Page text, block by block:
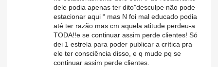
dele podia apenas ter dito”desculpe não pode
estacionar aqui “ mas N foi mal educado podia
até ter razão mas cm aquela atitude perdeu-a
TODA!!e se continuar assim perde clientes! Só
dei 1 estrela para poder publicar a crítica pra
ele ter consciência disso, e q mude pq se
continuar assim perde clientes.